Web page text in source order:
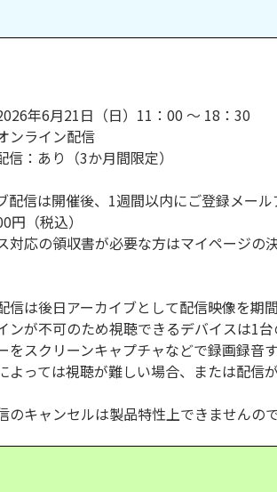
年6月21日（日）11：00 ～ 18：30
ンライン配信
信：あり（3か月間限定）
配信は開催後、1週間以内にご登録メー
円（税込）
対応の領収書が必要な方はマイページの
信は後日アーカイブとして配信映像を期
ンが不可のため視聴できるデバイスは1
をスクリーンキャプチャなどで録画録音
よっては視聴が難しい場合、または配信
のキャンセルは製品特性上できませんの